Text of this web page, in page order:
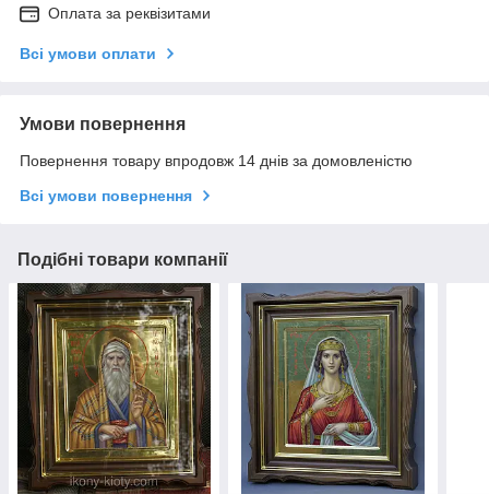
Оплата за реквізитами
Всі умови оплати
Умови повернення
Повернення товару впродовж 14 днів за домовленістю
Всі умови повернення
Подібні товари компанії